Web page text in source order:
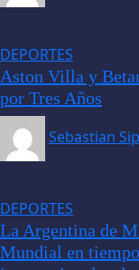
DEPORTES
Aston Villa y
por Tres Años
Sebastian
DEPORTES
La Argentina de
Mundial en